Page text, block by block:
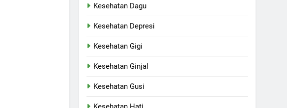
Kesehatan Dagu
Kesehatan Depresi
Kesehatan Gigi
Kesehatan Ginjal
Kesehatan Gusi